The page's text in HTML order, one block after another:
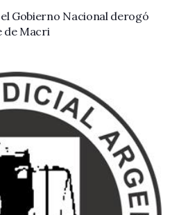
Gobierno Nacional derogó
de Macri